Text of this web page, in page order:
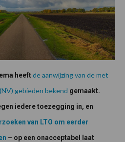
heeftde aanwijzing van de met
gebieden bekend gemaakt.
iedere toezegging in, en
van LTO om eerder
– op een onacceptabel laat